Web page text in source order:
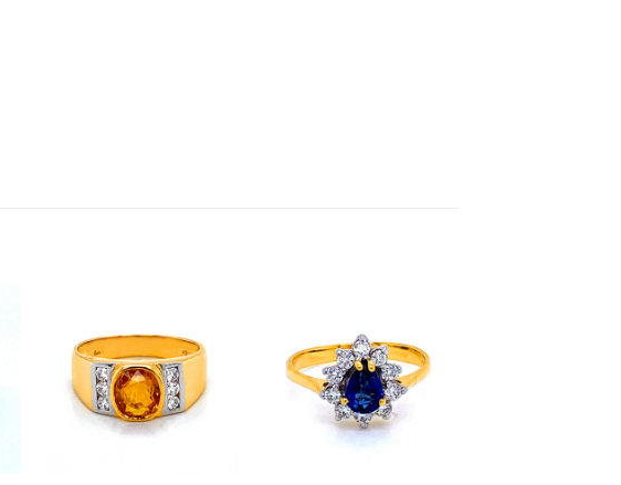
Add to
Wishlist
Add to
Wishlist